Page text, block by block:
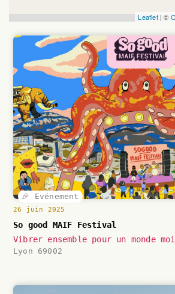
🎉 Evénement
26 juin 2025
So good MAIF Festival
Vibrer ensemble pour un monde
Lyon 69002
Leaflet| ©